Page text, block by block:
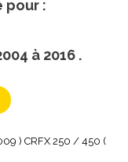
) CRFX 250 / 450 (
pour :
à 2016 .